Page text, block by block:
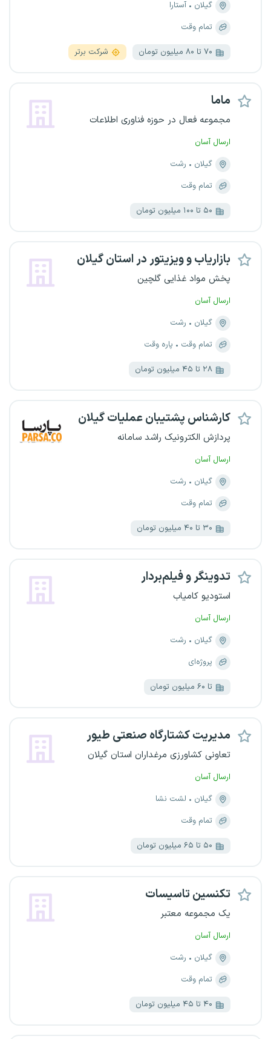
گیلان
آستارا
تمام وقت
۷۰ تا ۸۰ میلیون تومان شرکت برتر
ماما
مجموعه فعال در حوزه فناوری اطلاعات
ارسال آسان
گیلان
رشت
تمام وقت
۵۰ تا ۱۰۰ میلیون تومان
بازاریاب و ویزیتور در استان گیلان
پخش مواد غذایی گلچین
ارسال آسان
گیلان
رشت
تمام وقت
پاره وقت
۲۸ تا ۴۵ میلیون تومان
کارشناس پشتیبان عملیات گیلان
پردازش الکترونیک راشد سامانه
ارسال آسان
گیلان
رشت
تمام وقت
۳۰ تا ۴۰ میلیون تومان
تدوینگر و فیلم‌بردار
استودیو کامیاب
ارسال آسان
گیلان
رشت
پروژه‌ای
تا ۶۰ میلیون تومان
مدیریت کشتارگاه صنعتی طیور
تعاونی کشاورزی مرغداران استان گیلان
ارسال آسان
گیلان
لشت نشا
تمام وقت
۵۰ تا ۶۵ میلیون تومان
تکنسین تاسیسات
یک مجموعه معتبر
ارسال آسان
گیلان
رشت
تمام وقت
۴۰ تا ۴۵ میلیون تومان